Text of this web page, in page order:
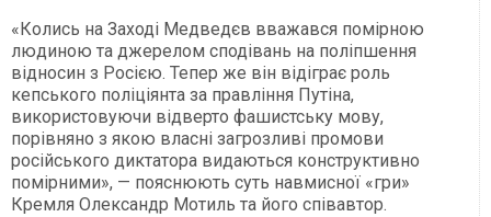
«Колись на Заході Медведєв вважався помірною
людиною та джерелом сподівань на поліпшення
відносин з Росією. Тепер же він відіграє роль
кепського поліціянта за правління Путіна,
використовуючи відверто фашистську мову,
порівняно з якою власні загрозливі промови
російського диктатора видаються конструктивно
помірними», — пояснюють суть навмисної «гри»
Кремля Олександр Мотиль та його співавтор.